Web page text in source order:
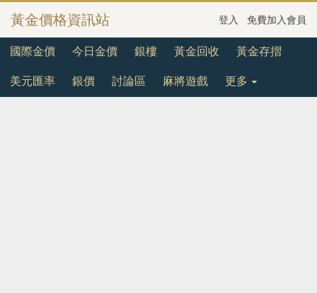
黃金價格資訊站 登入 免費加入會員
國際金價 今日金價 銀樓 黃金回收 黃金存摺
美元匯率 銀價 討論區 麻將遊戲 更多